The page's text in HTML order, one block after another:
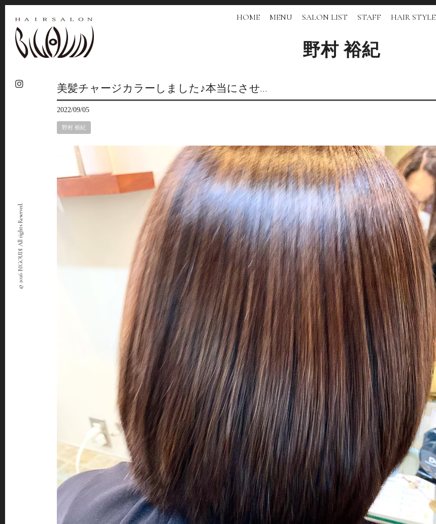
HOME MENU SALON LIST STAFF HAIR STYLE
© 2026 BIGOUDI All rights Reserved.
野村 裕紀
美髪チャージカラーしました♪本当にさせ…
2022/09/05
野村 裕紀